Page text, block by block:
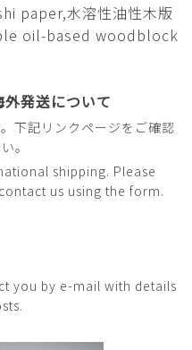
paper,水溶性油性木版
oil-based woodblock
発送について
下記リンクページをご確認
。
shipping. Please
us using the form.
you by e-mail with details